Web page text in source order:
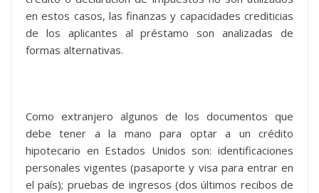
en estos casos, las finanzas y capacidades crediticias
de los aplicantes al préstamo son analizadas de
formas alternativas.
Como extranjero algunos de los documentos que
debe tener a la mano para optar a un crédito
hipotecario en Estados Unidos son: identificaciones
personales vigentes (pasaporte y visa para entrar en
el país); pruebas de ingresos (dos últimos recibos de